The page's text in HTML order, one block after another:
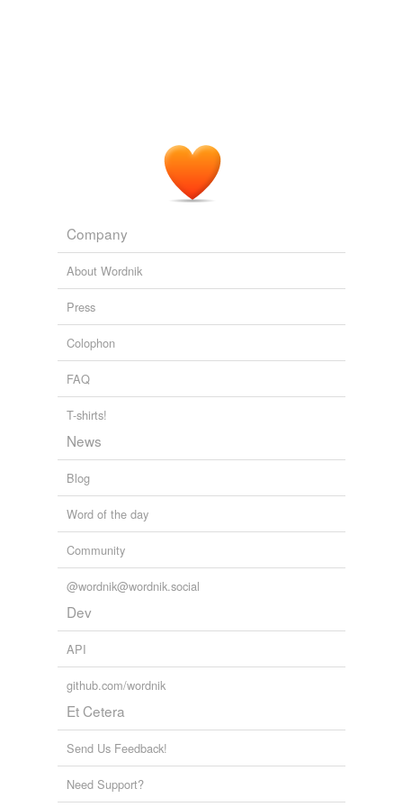
Company
About Wordnik
Press
Colophon
FAQ
T-shirts!
News
Blog
Word of the day
Community
@wordnik@wordnik.social
Dev
API
github.com/wordnik
Et Cetera
Send Us Feedback!
Need Support?